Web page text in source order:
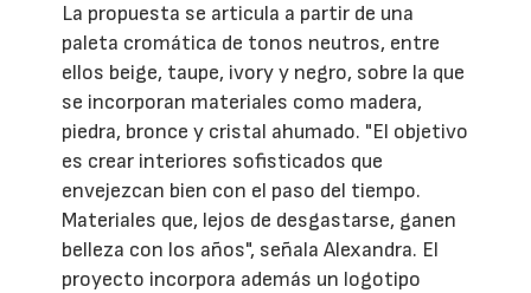
La propuesta se articula a partir de una
paleta cromática de tonos neutros, entre
ellos beige, taupe, ivory y negro, sobre la que
se incorporan materiales como madera,
piedra, bronce y cristal ahumado. "El objetivo
es crear interiores sofisticados que
envejezcan bien con el paso del tiempo.
Materiales que, lejos de desgastarse, ganen
belleza con los años", señala Alexandra. El
proyecto incorpora además un logotipo